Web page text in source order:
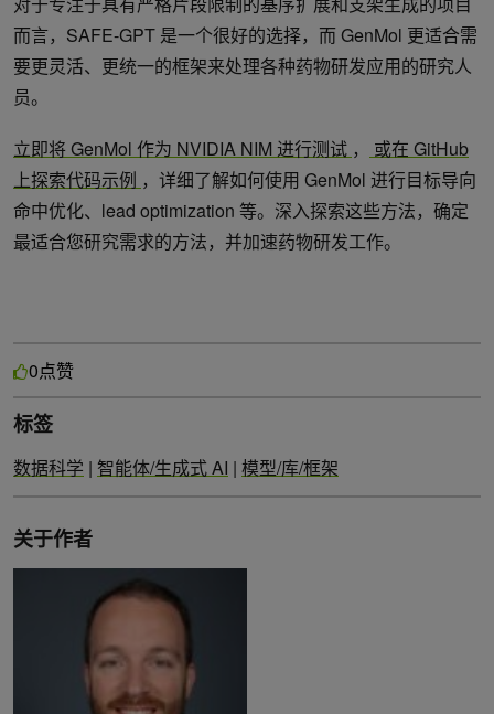
而言，SAFE-GPT 是一个很好的选择，而 GenMol 更适合需
要更灵活、更统一的框架来处理各种药物研发应用的研究人
员。
立即将 GenMol 作为 NVIDIA NIM 进行测试 ，
或在 GitHub
上探索代码示例 ，详细了解如何使用 GenMol 进行目标导向
命中优化、lead optimization 等。深入探索这些方法，确定
最适合您研究需求的方法，并加速药物研发工作。
0点赞
标签
数据科学 | 智能体/生成式 AI | 模型/库/框架
关于作者